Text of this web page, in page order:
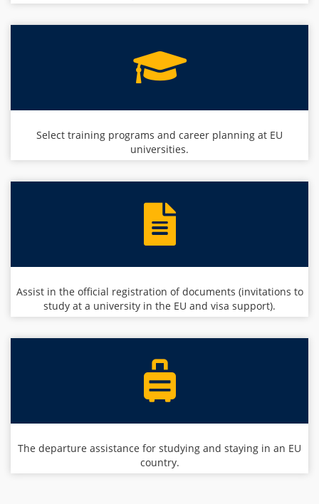
Select training programs and career planning at EU
universities.
Assist in the official registration of documents (invitations to
study at a university in the EU and visa support).
The departure assistance for studying and staying in an EU
country.